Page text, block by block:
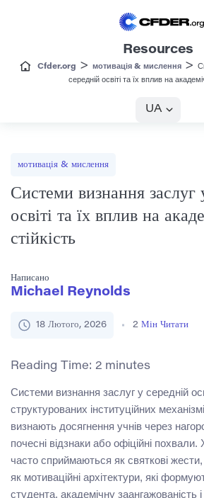
Resources
Cfder.org > мотивація & мислення >
середній освіті та їх вплив на
UA
мотивація & мислення
Системи визнання заслуг
освіті та їх вплив на
стійкість
Написано
Michael Reynolds
18 Лютого, 2026 2 Мін Читати
Reading Time: 2 minutes
Системи визнання заслуг у середній
структурованих інституційних
визнають досягнення учнів через
почесні відзнаки або офіційні
часто сприймаються як святкові
як мотиваційні архітектури, які
студента, академічну заангажованість